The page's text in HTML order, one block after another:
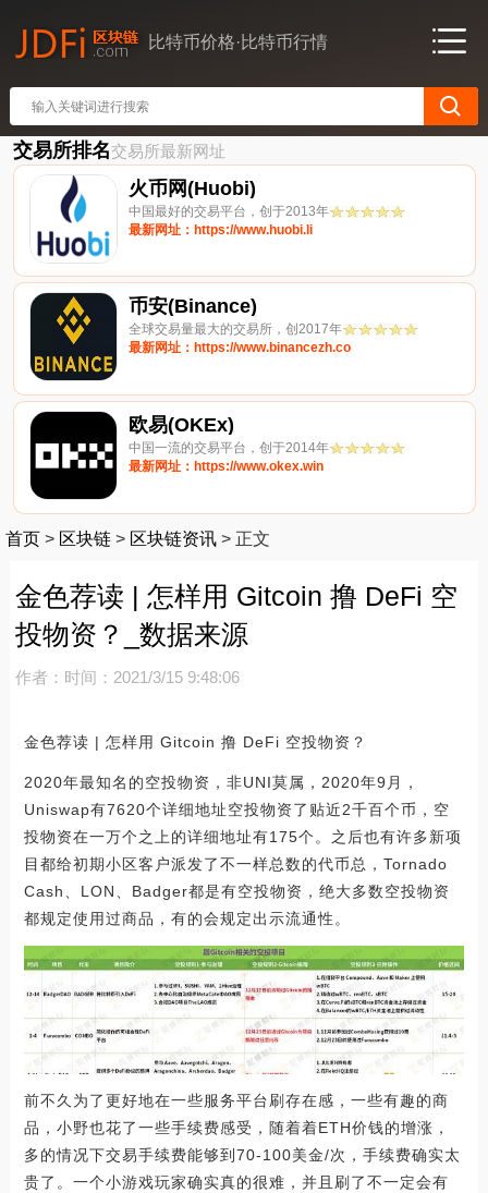
比特币价格·比特币行情
交易所排名交易所最新网址
火币网(Huobi)
中国最好的交易平台，创于2013年
最新网址：https://www.huobi.li
币安(Binance)
全球交易量最大的交易所，创2017年
最新网址：https://www.binancezh.co
欧易(OKEx)
中国一流的交易平台，创于2014年
最新网址：https://www.okex.win
首页 > 区块链 > 区块链资讯 > 正文
金色荐读 | 怎样用 Gitcoin 撸 DeFi 空
投物资？_数据来源
作者： 时间：2021/3/15 9:48:06
金色荐读 | 怎样用 Gitcoin 撸 DeFi 空投物资？
2020年最知名的空投物资，非UNI莫属，2020年9月，
Uniswap有7620个详细地址空投物资了贴近2千百个币，空
投物资在一万个之上的详细地址有175个。之后也有许多新项
目都给初期小区客户派发了不一样总数的代币总，Tornado
Cash、LON、Badger都是有空投物资，绝大多数空投物资
都规定使用过商品，有的会规定出示流通性。
前不久为了更好地在一些服务平台刷存在感，一些有趣的商
品，小野也花了一些手续费感受，随着着ETH价钱的增涨，
多的情况下交易手续费能够到70-100美金/次，手续费确实太
贵了。一个小游戏玩家确实真的很难，并且刷了不一定会有